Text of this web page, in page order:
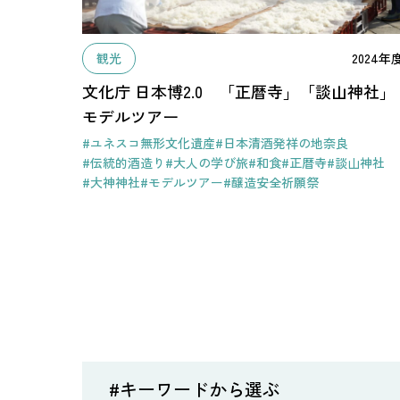
観光 2024年
文化庁 日本博2.0 「正暦寺」「談山神社」
モデルツアー
#ユネスコ無形文化遺産#日本清酒発祥の地奈良
#伝統的酒造り #大人の学び旅#和食#正暦寺#談山神社
#大神神社#モデルツアー#醸造安全祈願祭
#キーワードから選ぶ